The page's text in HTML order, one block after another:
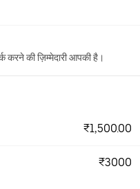
करने की ज़िम्मेदारी आपकी है।
₹1,500.00
₹3000